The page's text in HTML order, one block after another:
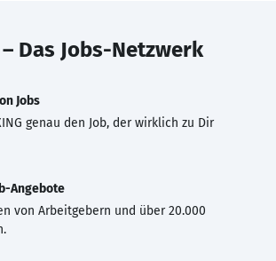
– Das Jobs-Netzwerk
Jobs
genau den Job, der wirklich zu Dir
Angebote
von Arbeitgebern und über 20.000